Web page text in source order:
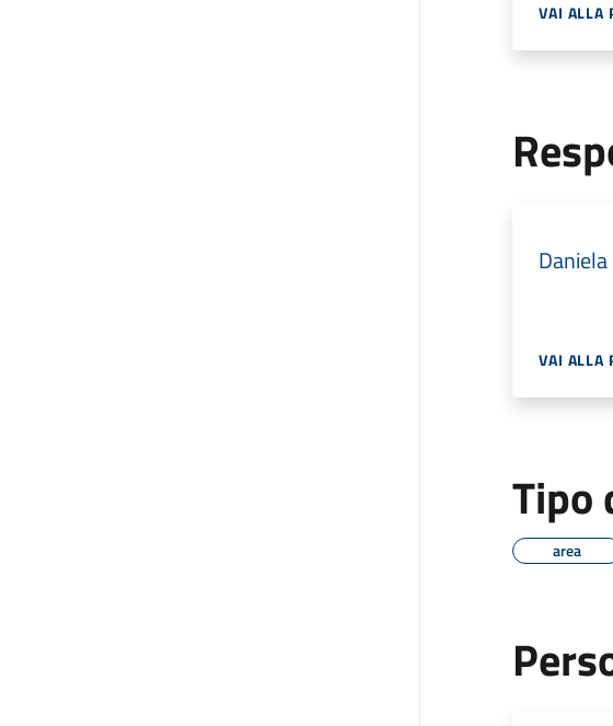
VAI ALLA
VAI ALLA
Tipo
area